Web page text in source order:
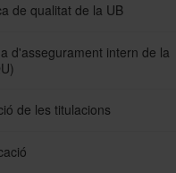
de qualitat de la UB
d'assegurament intern de la
de les titulacions